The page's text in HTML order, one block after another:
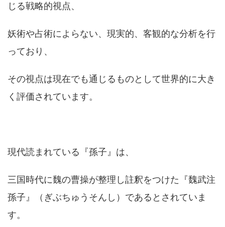
じる戦略的視点、
妖術や占術によらない、現実的、客観的な分析を行
っており、
その視点は現在でも通じるものとして世界的に大き
く評価されています。
現代読まれている『孫子』は、
三国時代に魏の曹操が整理し註釈をつけた『魏武注
孫子』（ぎぶちゅうそんし）であるとされていま
す。